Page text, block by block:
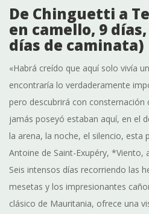
De Chinguetti a
en camello, 9
días de caminata)
«Habrá creído que aquí solo vivía
encontraría lo verdaderamente
pero descubrirá con consternación
jamás poseyó estaban aquí, en el
la arena, la noche, el silencio, esta
Antoine de Saint-Exupéry, *Viento,
Seis intensos días recorriendo las
mesetas y los impresionantes
clásico de Mauritania, ofrece una